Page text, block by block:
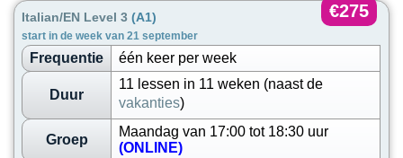
Italian/EN Level 3 (A1)
start in de week van 21 september
€275
Frequentie één keer per week
Duur
11 lessen in 11 weken (naast de
vakanties)
Groep
Maandag van 17:00 tot 18:30 uur
(ONLINE)